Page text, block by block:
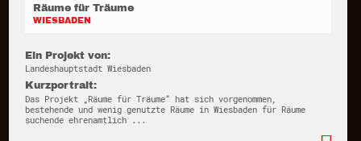
Räume für Träume
WIESBADEN
Ein Projekt von:
Landeshauptstadt Wiesbaden
Kurzportrait:
Das Projekt „Räume für Träume“ hat sich vorgenommen,
bestehende und wenig genutzte Räume in Wiesbaden für Räume
suchende ehrenamtlich ...